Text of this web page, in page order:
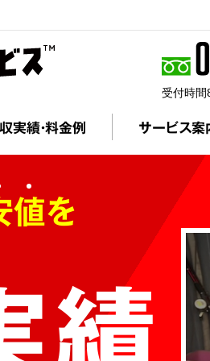
受付時
実績・料金例 サービス案
値を
績